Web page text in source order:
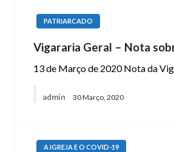
PATRIARCADO
Vigararia Geral – Nota
13 de Março de 2020 Nota da
admin 30 Março, 2020
A IGREJA E O COVID-19